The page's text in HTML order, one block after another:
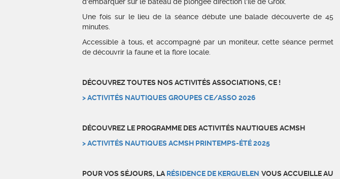
Une fois sur le lieu de la séance débute une balade découverte de 45
minutes.
Accessible à tous, et accompagné par un moniteur, cette séance permet
de découvrir la faune et la flore locale.
DÉCOUVREZ TOUTES NOS ACTIVITÉS ASSOCIATIONS, CE !
> ACTIVITÉS NAUTIQUES GROUPES CE/ASSO 2026
DÉCOUVREZ LE PROGRAMME DES ACTIVITÉS NAUTIQUES ACMSH
> ACTIVITÉS NAUTIQUES ACMSH PRINTEMPS-ÉTÉ 2025
POUR VOS SÉJOURS, LA RÉSIDENCE DE KERGUELEN VOUS ACCUEILLE AU